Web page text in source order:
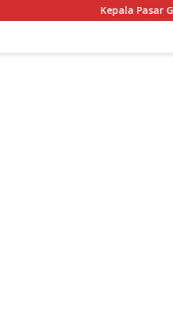
Kepala Pasar Gunungsari